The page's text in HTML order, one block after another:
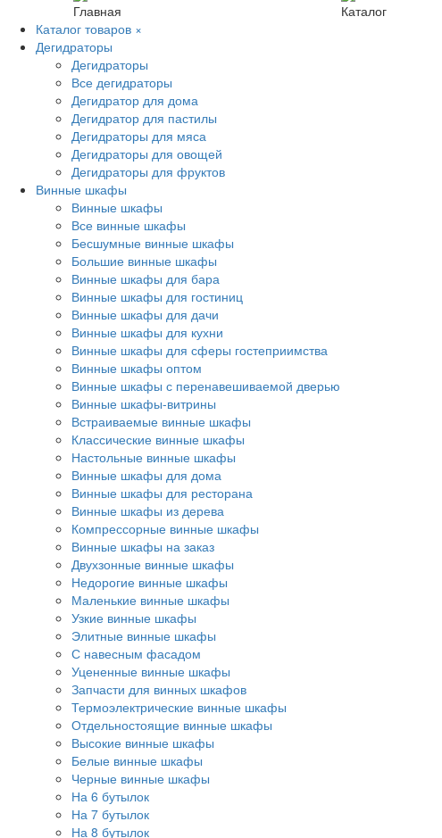
Главная Каталог
Каталог товаров ×
Дегидраторы
Дегидраторы
Все дегидраторы
Дегидратор для дома
Дегидратор для пастилы
Дегидраторы для мяса
Дегидраторы для овощей
Дегидраторы для фруктов
Винные шкафы
Винные шкафы
Все винные шкафы
Бесшумные винные шкафы
Большие винные шкафы
Винные шкафы для бара
Винные шкафы для гостиниц
Винные шкафы для дачи
Винные шкафы для кухни
Винные шкафы для сферы гостеприимства
Винные шкафы оптом
Винные шкафы с перенавешиваемой дверью
Винные шкафы-витрины
Встраиваемые винные шкафы
Классические винные шкафы
Настольные винные шкафы
Винные шкафы для дома
Винные шкафы для ресторана
Винные шкафы из дерева
Компрессорные винные шкафы
Винные шкафы на заказ
Двухзонные винные шкафы
Недорогие винные шкафы
Маленькие винные шкафы
Узкие винные шкафы
Элитные винные шкафы
С навесным фасадом
Уцененные винные шкафы
Запчасти для винных шкафов
Термоэлектрические винные шкафы
Отдельностоящие винные шкафы
Высокие винные шкафы
Белые винные шкафы
Черные винные шкафы
На 6 бутылок
На 7 бутылок
На 8 бутылок